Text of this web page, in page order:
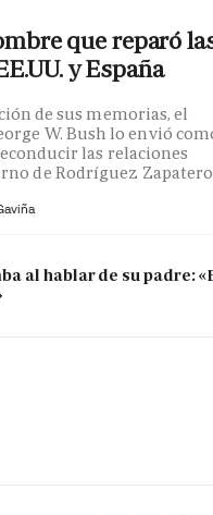
que reparó
y España
de sus memorias, el
W. Bush lo envió
las relaciones
de Rodríguez Zapatero
al hablar de su padre: